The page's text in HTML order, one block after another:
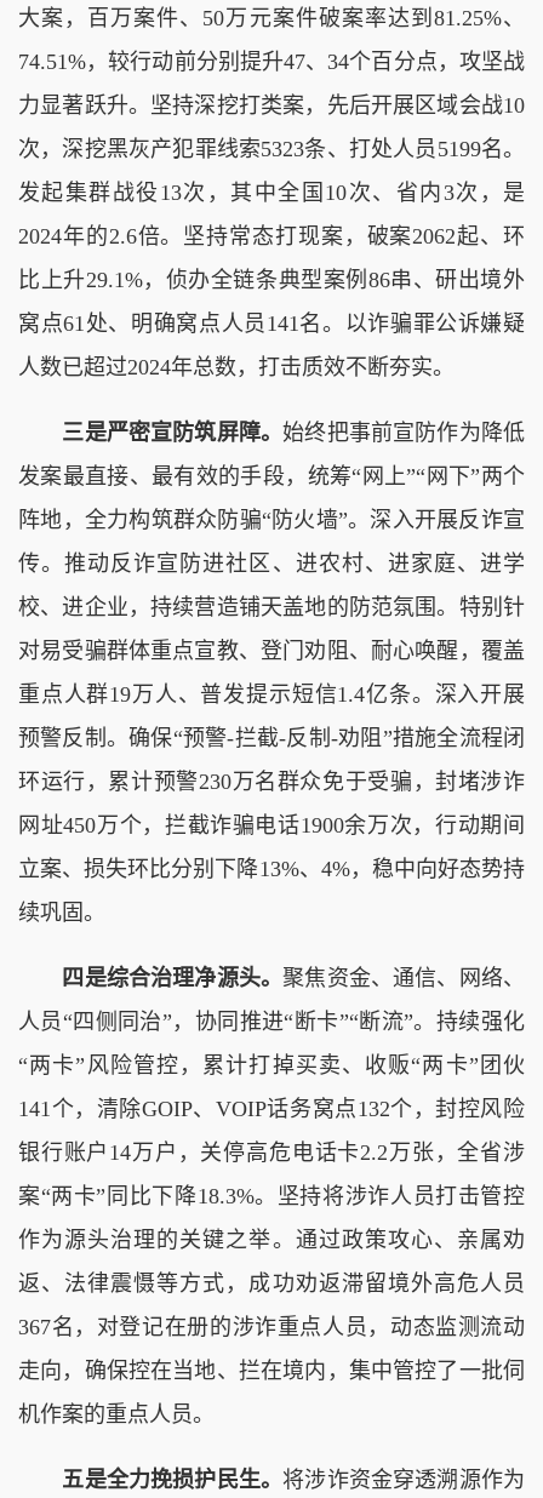
大案，百万案件、50万元案件破案率达到81.25%、
74.51%，较行动前分别提升47、34个百分点，攻坚战
力显著跃升。坚持深挖打类案，先后开展区域会战10
次，深挖黑灰产犯罪线索5323条、打处人员5199名。
发起集群战役13次，其中全国10次、省内3次，是
2024年的2.6倍。坚持常态打现案，破案2062起、环
比上升29.1%，侦办全链条典型案例86串、研出境外
窝点61处、明确窝点人员141名。以诈骗罪公诉嫌疑
人数已超过2024年总数，打击质效不断夯实。
三是严密宣防筑屏障。始终把事前宣防作为降低
发案最直接、最有效的手段，统筹“网上”“网下”两个
阵地，全力构筑群众防骗“防火墙”。深入开展反诈宣
传。推动反诈宣防进社区、进农村、进家庭、进学
校、进企业，持续营造铺天盖地的防范氛围。特别针
对易受骗群体重点宣教、登门劝阻、耐心唤醒，覆盖
重点人群19万人、普发提示短信1.4亿条。深入开展
预警反制。确保“预警-拦截-反制-劝阻”措施全流程闭
环运行，累计预警230万名群众免于受骗，封堵涉诈
网址450万个，拦截诈骗电话1900余万次，行动期间
立案、损失环比分别下降13%、4%，稳中向好态势持
续巩固。
四是综合治理净源头。聚焦资金、通信、网络、
人员“四侧同治”，协同推进“断卡”“断流”。持续强化
“两卡”风险管控，累计打掉买卖、收贩“两卡”团伙
141个，清除GOIP、VOIP话务窝点132个，封控风险
银行账户14万户，关停高危电话卡2.2万张，全省涉
案“两卡”同比下降18.3%。坚持将涉诈人员打击管控
作为源头治理的关键之举。通过政策攻心、亲属劝
返、法律震慑等方式，成功劝返滞留境外高危人员
367名，对登记在册的涉诈重点人员，动态监测流动
走向，确保控在当地、拦在境内，集中管控了一批伺
机作案的重点人员。
五是全力挽损护民生。将涉诈资金穿透溯源作为